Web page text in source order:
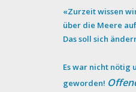
«Zurzeit wissen
über die Meere
Das soll sich
Es war nicht nötig
geworden!